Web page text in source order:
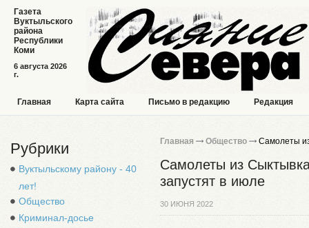
6 августа 2026
г.
Газета
Вуктыльского
района
Республики
Коми
Главная Карта сайта Письмо в редакцию Редакция
Рубрики
Вуктыльскому району - 40
лет!
Общество
Криминал-досье
Главная Общество Самолеты
Самолеты из
запустят в июле
30 ИЮНЯ 2022